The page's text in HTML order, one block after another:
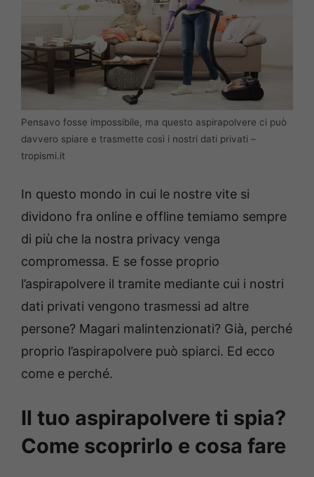
Pensavo fosse impossibile, ma questo aspirapolvere ci può
davvero spiare e trasmette così i nostri dati privati –
tropismi.it
In questo mondo in cui le nostre vite si
dividono fra online e offline temiamo sempre
di più che la nostra privacy venga
compromessa. E se fosse proprio
l’aspirapolvere il tramite mediante cui i nostri
dati privati vengono trasmessi ad altre
persone? Magari malintenzionati? Già, perché
proprio l’aspirapolvere può spiarci. Ed ecco
come e perché.
Il tuo aspirapolvere ti spia?
Come scoprirlo e cosa fare